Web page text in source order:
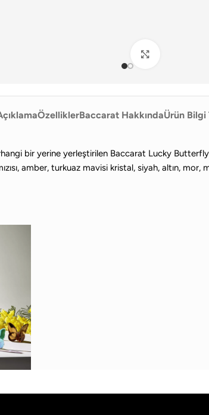
ÖzelliklerBaccarat HakkındaÜrün Bilgi
bir yerine yerleştirilen Baccarat Lucky
amber, turkuaz mavisi kristal, siyah, altın,